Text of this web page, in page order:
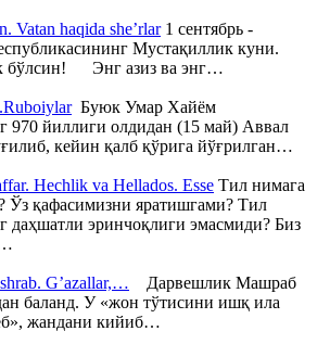
Vatan haqida she’rlar1 сентябрь -
Мустақиллик куни.
бўлсин! Энг азиз ва энг…
Буюк Умар Хайём
970 йиллиги олдидан (15 май) Аввал
кейин қалб қўрига йўғрилган…
Hechlik va Hellados. Esse Тил нимага
Ўз қафасимизни яратишгами? Тил
даҳшатли эринчоқлиги эмасмиди? Биз
G’azallar,… Дарвешлик Машраб
баланд. У «жон тўтисини ишқ ила
жандани кийиб…